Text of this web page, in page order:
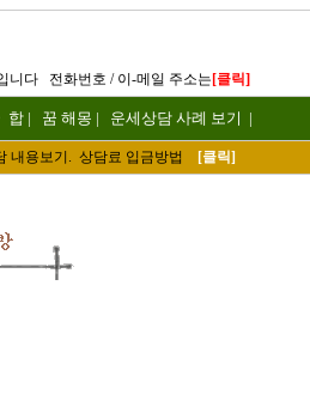
니다 전화번호 / 이-메일 주소는 [클릭]
합 | 꿈 해몽 | 운세상담 사례 보기 |
내용보기. 상담료 입금방법 [클릭]